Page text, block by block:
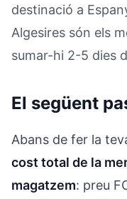
destinació a
Algesires són els
sumar-hi 2-5 dies
El següent
Abans de fer la
cost total de la
magatzem: preu